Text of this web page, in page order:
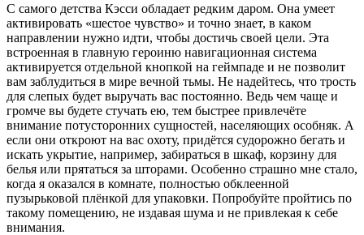
С самого детства Кэсси обладает редким даром. Она умеет
активировать «шестое чувство» и точно знает, в каком
направлении нужно идти, чтобы достичь своей цели. Эта
встроенная в главную героиню навигационная система
активируется отдельной кнопкой на геймпаде и не позволит
вам заблудиться в мире вечной тьмы. Не надейтесь, что трость
для слепых будет выручать вас постоянно. Ведь чем чаще и
громче вы будете стучать ею, тем быстрее привлечёте
внимание потусторонних сущностей, населяющих особняк. А
если они откроют на вас охоту, придётся судорожно бегать и
искать укрытие, например, забираться в шкаф, корзину для
белья или прятаться за шторами. Особенно страшно мне стало,
когда я оказался в комнате, полностью обклеенной
пузырьковой плёнкой для упаковки. Попробуйте пройтись по
такому помещению, не издавая шума и не привлекая к себе
внимания.